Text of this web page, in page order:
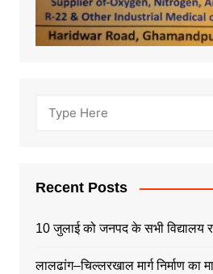
Recent Posts
10 जुलाई को जनपद के सभी विद्यालय
लालढांग–चिल्लरखाल मार्ग निर्माण का